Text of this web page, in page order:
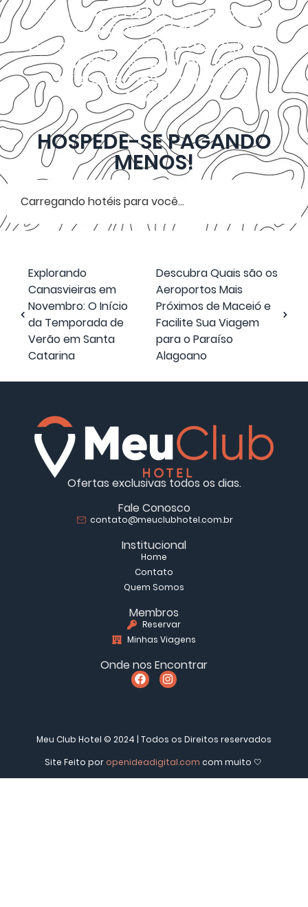
Encontre o hotel perfeito para
sua próxima Viagem ao
pesquisar abaixo e descubra a
incrível economia que
oferecemos em nossas
tarifas.
HOSPEDE-SE PAGANDO
MENOS!
Carregando hotéis para você...
Explorando
Canasvieiras em
Novembro: O Início
da Temporada de
Verão em Santa
Catarina
Descubra Quais são os
Aeroportos Mais
Próximos de Maceió e
Facilite Sua Viagem
para o Paraíso
Alagoano
Ofertas exclusivas todos os dias.
Fale Conosco
contato@meuclubhotel.com.br
Institucional
Home
Contato
Quem Somos
Membros
Reservar
Minhas Viagens
Onde nos Encontrar
Meu Club Hotel © 2024 | Todos os Direitos reservados
Site Feito por openideadigital.com com muito 🤍